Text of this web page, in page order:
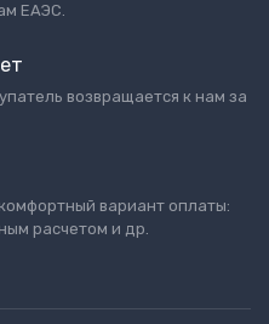
ЕАЭС.
возвращается к нам за
вариант оплаты:
расчетом и др.